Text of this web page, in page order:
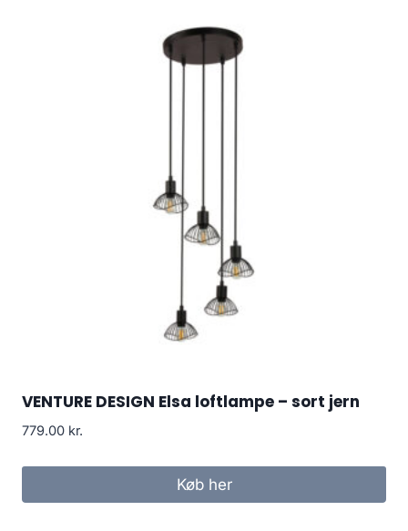
VENTURE DESIGN Elsa loftlampe – sort jern
779.00 kr.
Køb her